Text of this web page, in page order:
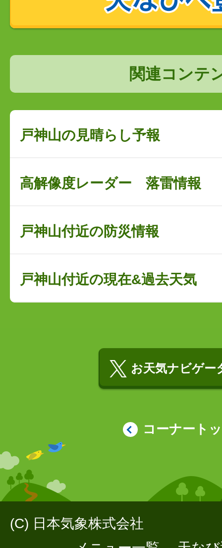
関連コンテ
戸神山の見晴らし予報
高解像度レーダー 落雷情報
戸神山付近の防災情報
戸神山付近の現在&過去天気
お天気ナビゲー
コーナート
(C) 日本気象株式会社